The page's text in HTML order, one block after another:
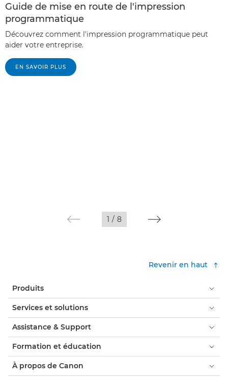
Guide de mise en route de l'impression
programmatique
Découvrez comment l'impression programmatique peut
aider votre entreprise.
EN SAVOIR PLUS
1 / 8
Revenir en haut
Produits
Services et solutions
Assistance & Support
Formation et éducation
À propos de Canon